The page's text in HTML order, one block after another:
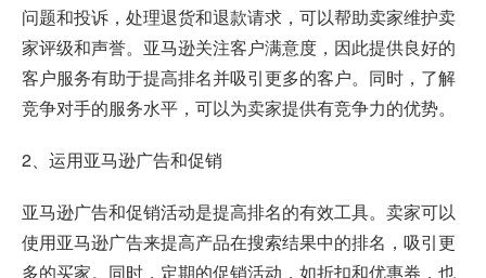
问题和投诉，处理退货和退款请求，可以帮助卖家维护卖
家评级和声誉。亚马逊关注客户满意度，因此提供良好的
客户服务有助于提高排名并吸引更多的客户。同时，了解
竞争对手的服务水平，可以为卖家提供有竞争力的优势。
2、运用亚马逊广告和促销
亚马逊广告和促销活动是提高排名的有效工具。卖家可以
使用亚马逊广告来提高产品在搜索结果中的排名，吸引更
多的买家。同时，定期的促销活动，如折扣和优惠券，也